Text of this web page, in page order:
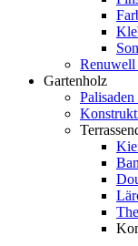
Renuwell
Gartenholz